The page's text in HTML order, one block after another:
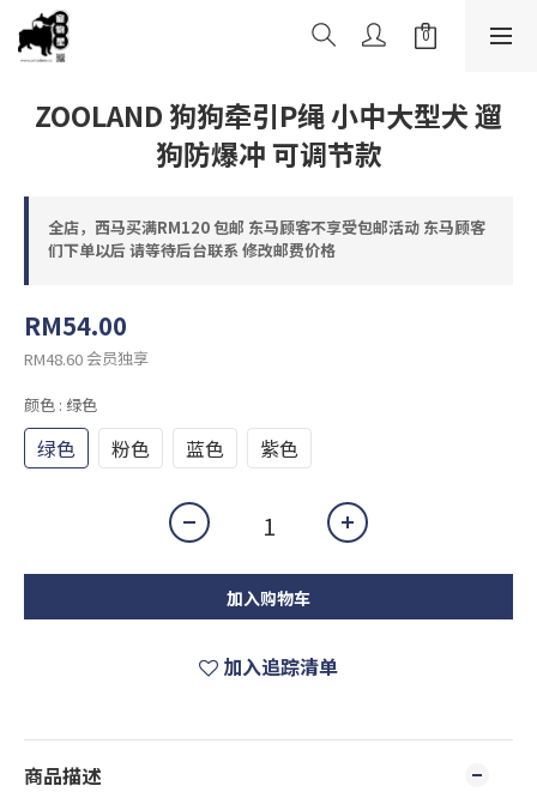
ZOOLAND 狗狗牵引P绳 小中大型犬 遛
狗防爆冲 可调节款
全店，西马买满RM120 包邮 东马顾客不享受包邮活动 东马顾客
们下单以后 请等待后台联系 修改邮费价格
RM54.00
RM48.60 会员独享
颜色 : 绿色
绿色 粉色 蓝色 紫色
加入购物车
加入追踪清单
商品描述